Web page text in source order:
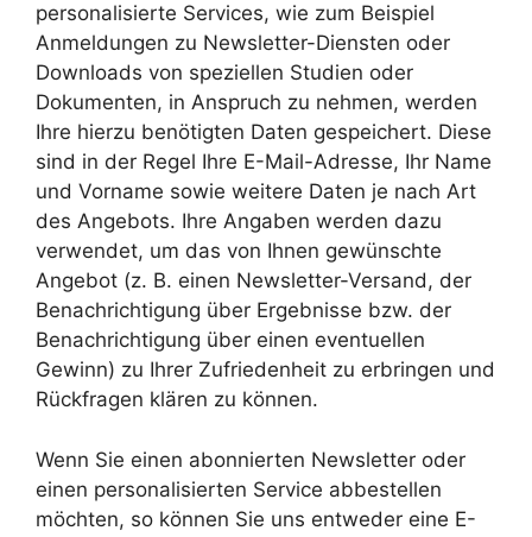
personalisierte Services, wie zum Beispiel
Anmeldungen zu Newsletter-Diensten oder
Downloads von speziellen Studien oder
Dokumenten, in Anspruch zu nehmen, werden
Ihre hierzu benötigten Daten gespeichert. Diese
sind in der Regel Ihre E-Mail-Adresse, Ihr Name
und Vorname sowie weitere Daten je nach Art
des Angebots. Ihre Angaben werden dazu
verwendet, um das von Ihnen gewünschte
Angebot (z. B. einen Newsletter-Versand, der
Benachrichtigung über Ergebnisse bzw. der
Benachrichtigung über einen eventuellen
Gewinn) zu Ihrer Zufriedenheit zu erbringen und
Rückfragen klären zu können.
Wenn Sie einen abonnierten Newsletter oder
einen personalisierten Service abbestellen
möchten, so können Sie uns entweder eine E-